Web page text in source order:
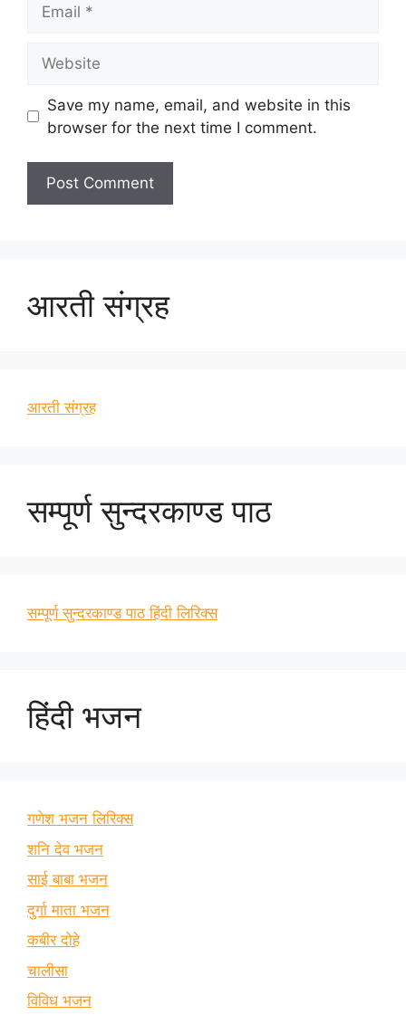
Save my name, email, and website in this
browser for the next time I comment.
आरती संग्रह
आरती संग्रह
सम्पूर्ण सुन्दरकाण्ड पाठ
सम्पूर्ण सुन्दरकाण्ड पाठ हिंदी लिरिक्स
हिंदी भजन
गणेश भजन लिरिक्स
शनि देव भजन
साई बाबा भजन
दुर्गा माता भजन
कबीर दोहे
चालीसा
विविध भजन